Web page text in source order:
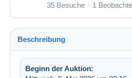
35 Besuche 1
Beschreibung
Beginn der Auktion: